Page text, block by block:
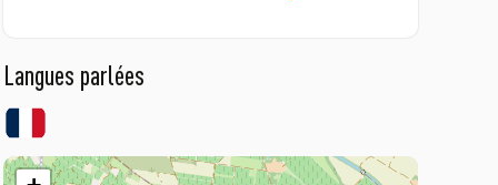
Langues parlées